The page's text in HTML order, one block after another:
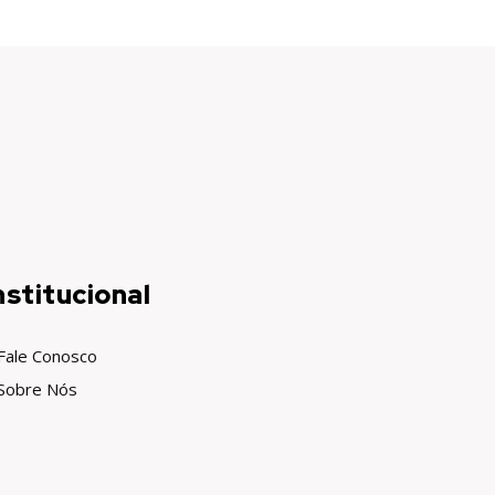
Conosco
Nós